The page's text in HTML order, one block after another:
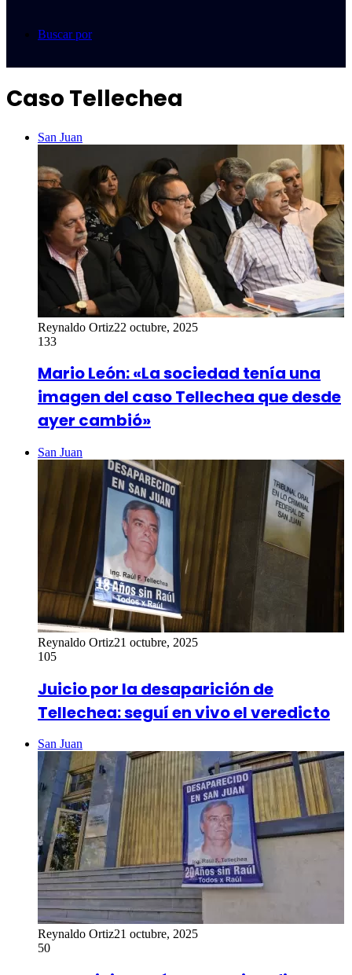
Buscar por
Caso Tellechea
San Juan
Reynaldo Ortiz22 octubre, 2025
133
Mario León: «La sociedad tenía una
imagen del caso Tellechea que desde
ayer cambió»
San Juan
Reynaldo Ortiz21 octubre, 2025
105
Juicio por la desaparición de
Tellechea: seguí en vivo el veredicto
San Juan
Reynaldo Ortiz21 octubre, 2025
50